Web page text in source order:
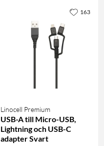
Linocell Premium
USB-A till Micro-USB,
Lightning och USB-C
adapter Svart
163